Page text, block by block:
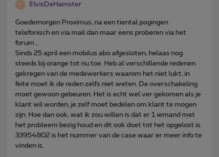
E ElvisDeHamster
Goedemorgen Proximus, na een tiental pogingen
telefonisch en via mail dan maar eens proberen via het
forum...
Sinds 25 april een mobilus abo afgesloten, helaas nog
steeds bij orange tot nu toe. Heb al verschillende redenen
gekregen van de medewerkers waarom het niet lukt, in
feite moet ik de reden zelfs niet weten. De overschakeling
moet gewoon gebeuren. Het is echt wel ver gekomen als je
klant wil worden, je zelf moet bedelen om klant te mogen
zijn. Hoe dan ook, wat ik zou willen is dat er 1 iemand met
het probleem bezig houd en dit ook doet tot het opgelost is.
33954802 is het nummer van de case waar er meer info te
vinden is.